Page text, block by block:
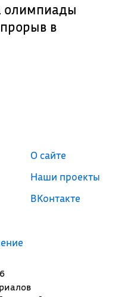
олимпиады
в
О сайте
Наши проекты
ВКонтакте